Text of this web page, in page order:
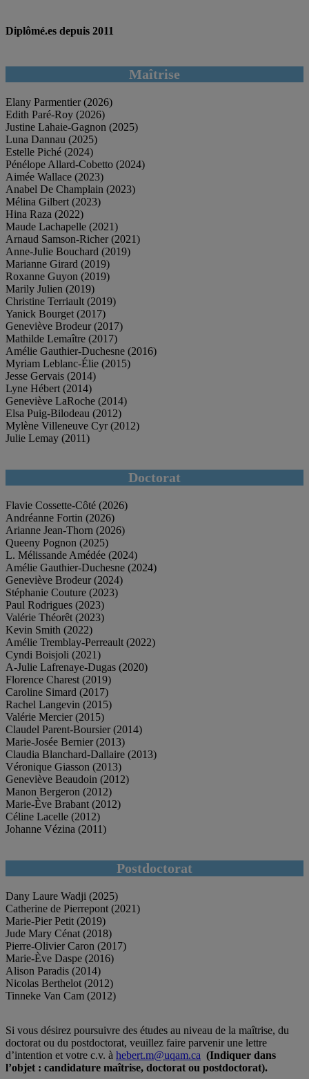
Diplômé.es depuis 2011
Maîtrise
Elany Parmentier (2026)
Edith Paré-Roy (2026)
Justine Lahaie-Gagnon (2025)
Luna Dannau (2025)
Estelle Piché (2024)
Pénélope Allard-Cobetto (2024)
Aimée Wallace (2023)
Anabel De Champlain (2023)
Mélina Gilbert (2023)
Hina Raza (2022)
Maude Lachapelle (2021)
Arnaud Samson-Richer (2021)
Anne-Julie Bouchard (2019)
Marianne Girard (2019)
Roxanne Guyon (2019)
Marily Julien (2019)
Christine Terriault (2019)
Yanick Bourget (2017)
Geneviève Brodeur (2017)
Mathilde Lemaître (2017)
Amélie Gauthier-Duchesne (2016)
Myriam Leblanc-Élie (2015)
Jesse Gervais (2014)
Lyne Hébert (2014)
Geneviève LaRoche (2014)
Elsa Puig-Bilodeau (2012)
Mylène Villeneuve Cyr (2012)
Julie Lemay (2011)
Doctorat
Flavie Cossette-Côté (2026)
Andréanne Fortin (2026)
Arianne Jean-Thorn (2026)
Queeny Pognon (2025)
L. Mélissande Amédée (2024)
Amélie Gauthier-Duchesne (2024)
Geneviève Brodeur (2024)
Stéphanie Couture (2023)
Paul Rodrigues (2023)
Valérie Théorêt (2023)
Kevin Smith (2022)
Amélie Tremblay-Perreault (2022)
Cyndi Boisjoli (2021)
A-Julie Lafrenaye-Dugas (2020)
Florence Charest (2019)
Caroline Simard (2017)
Rachel Langevin (2015)
Valérie Mercier (2015)
Claudel Parent-Boursier (2014)
Marie-Josée Bernier (2013)
Claudia Blanchard-Dallaire (2013)
Véronique Giasson (2013)
Geneviève Beaudoin (2012)
Manon Bergeron (2012)
Marie-Ève Brabant (2012)
Céline Lacelle (2012)
Johanne Vézina (2011)
Postdoctorat
Dany Laure Wadji (2025)
Catherine de Pierrepont (2021)
Marie-Pier Petit (2019)
Jude Mary Cénat (2018)
Pierre-Olivier Caron (2017)
Marie-Ève Daspe (2016)
Alison Paradis (2014)
Nicolas Berthelot (2012)
Tinneke Van Cam (2012)
Si vous désirez poursuivre des études au niveau de la maîtrise, du
doctorat ou du postdoctorat, veuillez faire parvenir une lettre
d’intention et votre c.v. à hebert.m@uqam.ca (Indiquer dans
l’objet : candidature maîtrise, doctorat ou postdoctorat).